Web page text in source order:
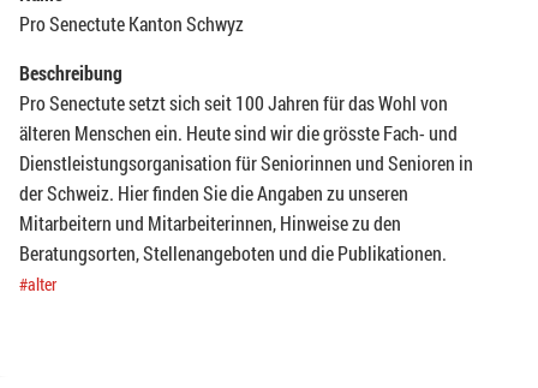
Pro Senectute Kanton Schwyz
Beschreibung
Pro Senectute setzt sich seit 100 Jahren für das Wohl von
älteren Menschen ein. Heute sind wir die grösste Fach- und
Dienstleistungsorganisation für Seniorinnen und Senioren in
der Schweiz. Hier finden Sie die Angaben zu unseren
Mitarbeitern und Mitarbeiterinnen, Hinweise zu den
Beratungsorten, Stellenangeboten und die Publikationen.
#alter